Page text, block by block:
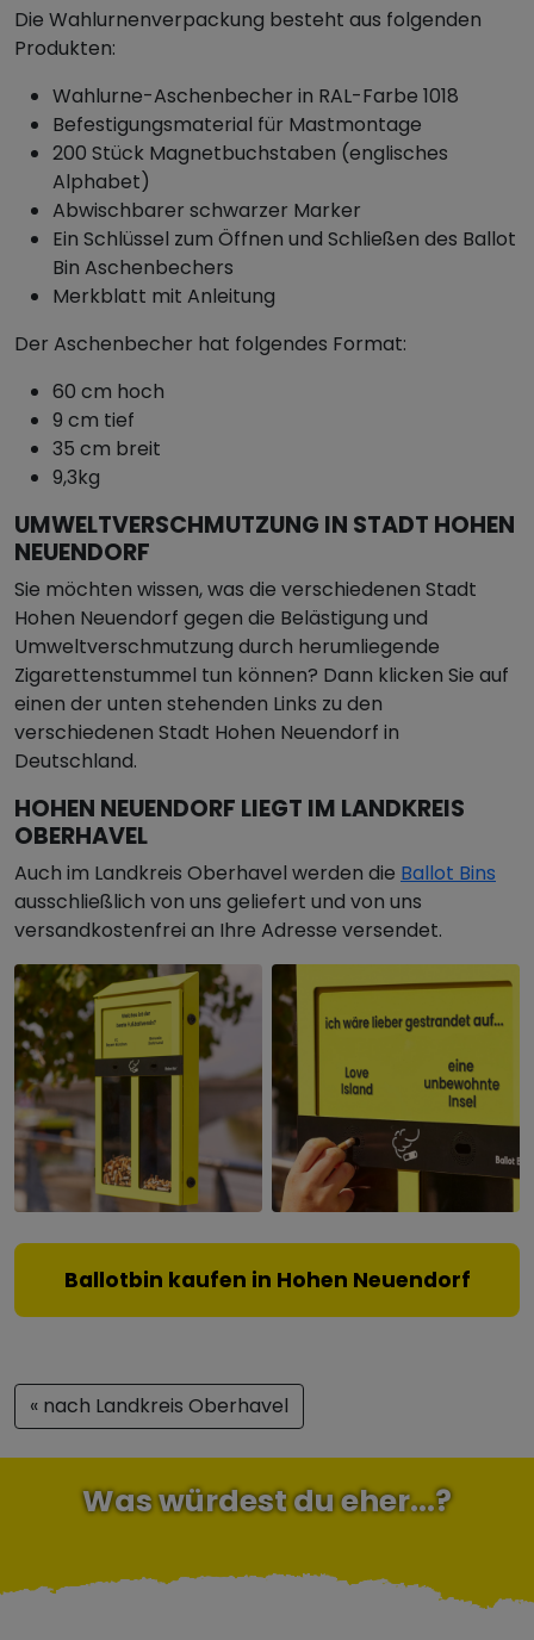
Die Wahlurnenverpackung besteht aus folgenden
Produkten:
Wahlurne-Aschenbecher in RAL-Farbe 1018
Befestigungsmaterial für Mastmontage
200 Stück Magnetbuchstaben (englisches
Alphabet)
Abwischbarer schwarzer Marker
Ein Schlüssel zum Öffnen und Schließen des Ballot
Bin Aschenbechers
Merkblatt mit Anleitung
Der Aschenbecher hat folgendes Format:
60 cm hoch
9 cm tief
35 cm breit
9,3kg
UMWELTVERSCHMUTZUNG IN STADT HOHEN
NEUENDORF
Sie möchten wissen, was die verschiedenen Stadt
Hohen Neuendorf gegen die Belästigung und
Umweltverschmutzung durch herumliegende
Zigarettenstummel tun können? Dann klicken Sie auf
einen der unten stehenden Links zu den
verschiedenen Stadt Hohen Neuendorf in
Deutschland.
HOHEN NEUENDORF LIEGT IM LANDKREIS
OBERHAVEL
Auch im Landkreis Oberhavel werden die Ballot Bins
ausschließlich von uns geliefert und von uns
versandkostenfrei an Ihre Adresse versendet.
Ballotbin kaufen in Hohen Neuendorf
« nach Landkreis Oberhavel
Was würdest du eher...?